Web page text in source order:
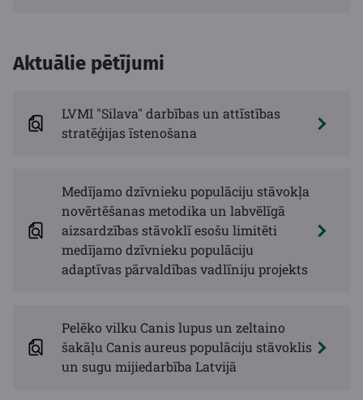
Aktuālie pētījumi
LVMI "Silava" darbības un attīstības
stratēģijas īstenošana
Medījamo dzīvnieku populāciju stāvokļa
novērtēšanas metodika un labvēlīgā
aizsardzības stāvoklī esošu limitēti
medījamo dzīvnieku populāciju
adaptīvas pārvaldības vadlīniju projekts
Pelēko vilku Canis lupus un zeltaino
šakāļu Canis aureus populāciju stāvoklis
un sugu mijiedarbība Latvijā